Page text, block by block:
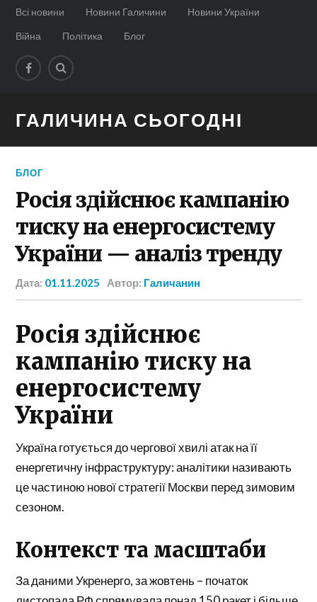
Всі новини Новини Галичини
Новини України
Війна
Політика Блог
ГАЛИЧИНА СЬОГОДНІ
БЛОГ
Росія здійснює кампанію
тиску на енергосистему
України — аналіз тренду
Дата: 01.11.2025 Автор: Галичанин
Росія здійснює
кампанію тиску на
енергосистему
України
Україна готується до чергової хвилі атак на її
енергетичну інфраструктуру: аналітики називають
це частиною нової стратегії Москви перед зимовим
сезоном.
Контекст та масштаби
За даними Укренерго, за жовтень – початок